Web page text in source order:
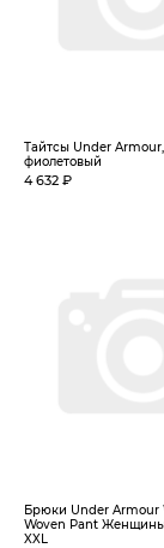
Тайтсы Under
фиолетовый
4 632 ₽
Брюки Under Armour
Woven Pant
XXL